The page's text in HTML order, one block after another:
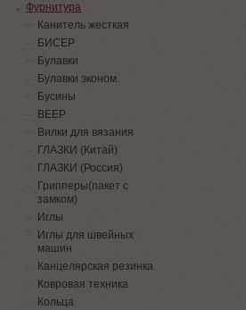
Фурнитура
Канитель жесткая
БИСЕР
Булавки
Булавки эконом.
Бусины
ВЕЕР
Вилки для вязания
ГЛАЗКИ (Китай)
ГЛАЗКИ (Россия)
Грипперы(пакет с
замком)
Иглы
Иглы для швейных
машин
Канцелярская резинка
Ковровая техника
Кольца